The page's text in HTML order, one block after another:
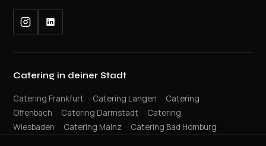
Catering in deiner Stadt
Catering Frankfurt · Catering Langen · Catering
Offenbach · Catering Darmstadt · Catering
Wiesbaden · Catering Mainz · Catering Bad Homburg